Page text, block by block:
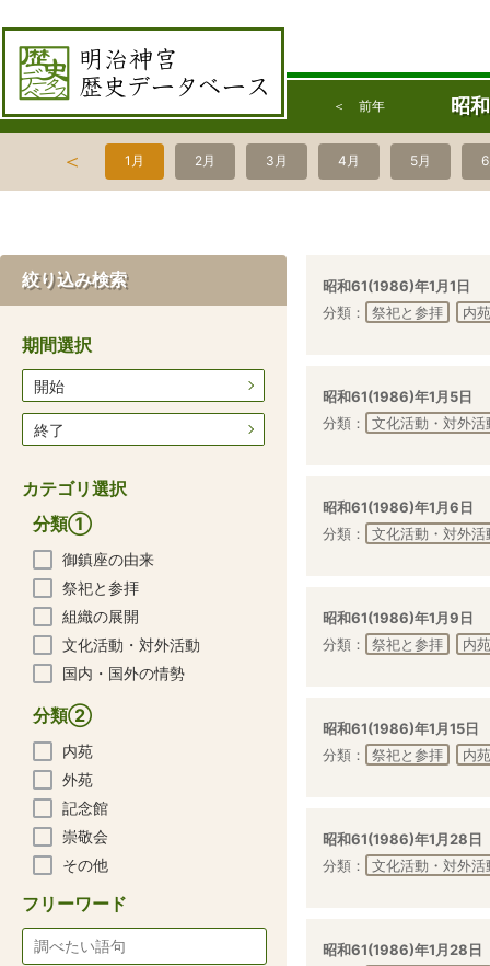
＜ 前年 昭
＜ 1月 2月 3月 4月 5月
絞り込み検索
期間選択
開始
終了
カテゴリ選択
分類①
御鎮座の由来
祭祀と参拝
組織の展開
文化活動・対外活動
国内・国外の情勢
分類②
内苑
外苑
記念館
崇敬会
その他
フリーワード
昭和61(1986)年1月1日
分類：
祭祀と参拝 内苑
昭和61(1986)年1月5日
分類：
文化活動・対外活
昭和61(1986)年1月6日
分類：
文化活動・対外活
昭和61(1986)年1月9日
分類：
祭祀と参拝 内苑
昭和61(1986)年1月15日
分類：
祭祀と参拝 内苑
昭和61(1986)年1月28日
分類：
文化活動・対外活
昭和61(1986)年1月28日